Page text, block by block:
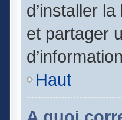
d’installer
et partager
Haut